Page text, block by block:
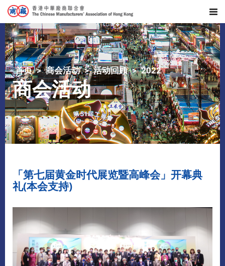
首页 商会活动 活动回顾 2022
商会活动
「第七届黄金时代展览暨高峰会」开幕典
礼(本会支持)